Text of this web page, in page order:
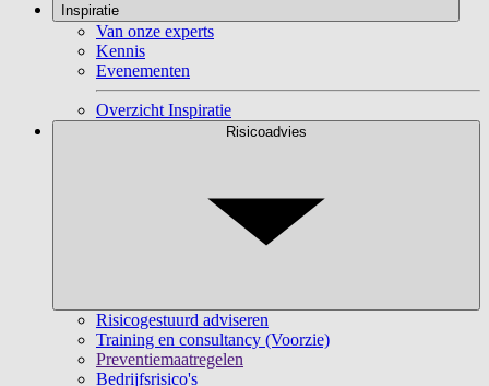
Inspiratie
Van onze experts
Kennis
Evenementen
Overzicht Inspiratie
Risicoadvies
Risicogestuurd adviseren
Training en consultancy (Voorzie)
Preventiemaatregelen
Bedrijfsrisico's